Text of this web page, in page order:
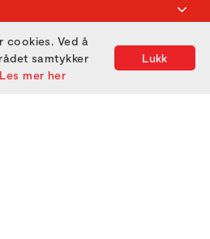
Lukk
cookies. Ved å
samtykker
Les mer her